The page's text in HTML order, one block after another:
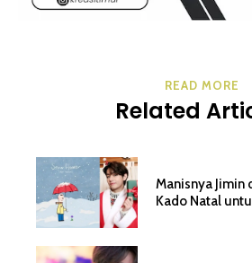
READ MORE
Related
Manisnya Jimin
Kado Natal